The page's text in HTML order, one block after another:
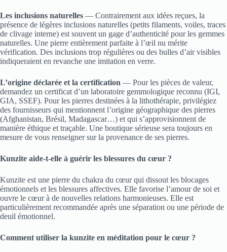
Les inclusions naturelles — Contrairement aux idées reçues, la
présence de légères inclusions naturelles (petits filaments, voiles, traces
de clivage interne) est souvent un gage d’authenticité pour les gemmes
naturelles. Une pierre entièrement parfaite à l’œil nu mérite
vérification. Des inclusions trop régulières ou des bulles d’air visibles
indiqueraient en revanche une imitation en verre.
L’origine déclarée et la certification — Pour les pièces de valeur,
demandez un certificat d’un laboratoire gemmologique reconnu (IGI,
GIA, SSEF). Pour les pierres destinées à la lithothérapie, privilégiez
des fournisseurs qui mentionnent l’origine géographique des pierres
(Afghanistan, Brésil, Madagascar…) et qui s’approvisionnent de
manière éthique et traçable. Une boutique sérieuse sera toujours en
mesure de vous renseigner sur la provenance de ses pierres.
Kunzite aide-t-elle à guérir les blessures du cœur ?
Kunzite est une pierre du chakra du cœur qui dissout les blocages
émotionnels et les blessures affectives. Elle favorise l’amour de soi et
ouvre le cœur à de nouvelles relations harmonieuses. Elle est
particulièrement recommandée après une séparation ou une période de
deuil émotionnel.
Comment utiliser la kunzite en méditation pour le cœur ?